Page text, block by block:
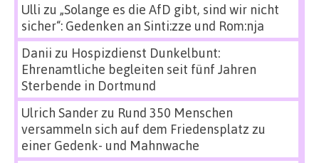
Ulli zu „Solange es die AfD gibt, sind wir nicht
sicher“: Gedenken an Sinti:zze und Rom:nja
Danii zu Hospizdienst Dunkelbunt:
Ehrenamtliche begleiten seit fünf Jahren
Sterbende in Dortmund
Ulrich Sanderzu Rund 350 Menschen
versammeln sich auf dem Friedensplatz zu
einer Gedenk- und Mahnwache